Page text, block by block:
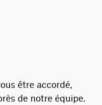
être accordé,
de notre équipe.